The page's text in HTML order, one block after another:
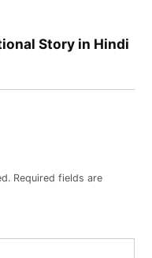
Story in Hindi
Required fields are